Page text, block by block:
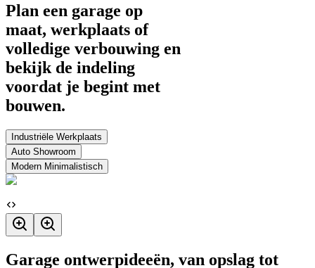
Plan een garage op
maat, werkplaats of
volledige verbouwing en
bekijk de indeling
voordat je begint met
bouwen.
Industriële Werkplaats
Auto Showroom
Modern Minimalistisch
Garage ontwerpideeën, van opslag tot